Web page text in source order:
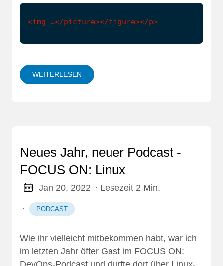
<img …</picture></figure></p>
WEITERLESEN
Neues Jahr, neuer Podcast -
FOCUS ON: Linux
Jan 20, 2022 · Lesezeit 2 Min.
· PODCAST
Wie ihr vielleicht mitbekommen habt, war ich
im letzten Jahr öfter Gast im FOCUS ON:
DevOps-Podcast und durfte dort über Linux-